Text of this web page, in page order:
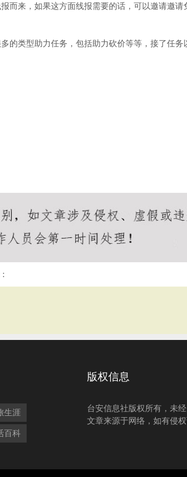
来，如果这方面线报需要的话，可以邀请邀请
类型助力任务，包括助力砍价等等，接了任务
生涯
百科
版权信息
台安信息社版权所有，未
文章来源于网络，如有侵权